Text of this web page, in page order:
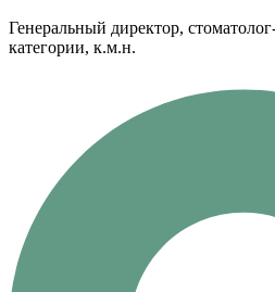
Генеральный директор,
категории, к.м.н.